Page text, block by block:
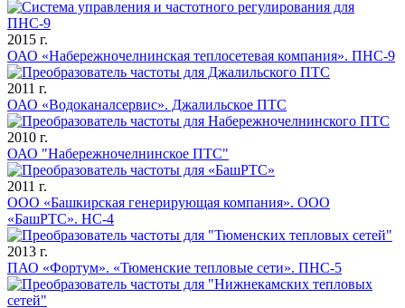
2015 г.
ОАО «Набережночелнинская теплосетевая компания». ПНС-9
2011 г.
ОАО «Водоканалсервис». Джалильское ПТС
2010 г.
ОАО "Набережночелнинское ПТС"
2011 г.
ООО «Башкирская генерирующая компания». ООО
«БашРТС». НС-4
2013 г.
ПАО «Фортум». «Тюменские тепловые сети». ПНС-5